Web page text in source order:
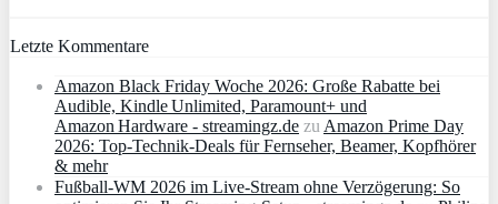
Letzte Kommentare
Amazon Black Friday Woche 2026: Große Rabatte bei
Audible, Kindle Unlimited, Paramount+ und
Amazon Hardware - streamingz.de zu Amazon Prime Day
2026: Top-Technik-Deals für Fernseher, Beamer, Kopfhörer
& mehr
Fußball-WM 2026 im Live-Stream ohne Verzögerung: So